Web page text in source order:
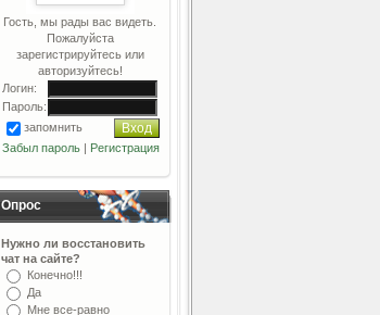
Гость, мы рады вас видеть.
Пожалуйста
зарегистрируйтесь или
авторизуйтесь!
Логин:
Пароль:
запомнить
Забыл пароль | Регистрация
Опрос
Нужно ли восстановить
чат на сайте?
Конечно!!!
Да
Мне все-равно